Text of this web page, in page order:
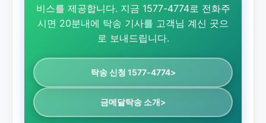
비스를 제공합니다. 지금 1577-4774로 전화주
시면 20분내에 탁송 기사를 고객님 계신 곳으
로 보내드립니다.
탁송 신청 1577-4774>
금메달탁송 소개>